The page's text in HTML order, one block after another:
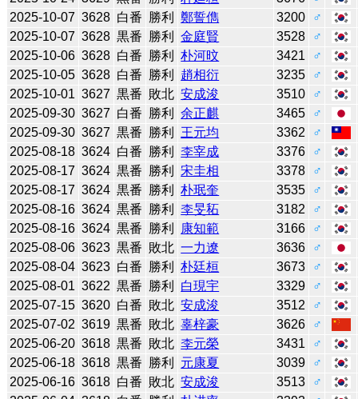
2025-10-07 3628 白番 勝利 鄭誓儁 3200
♂
2025-10-07 3628 黒番 勝利 金庭賢 3528
♂
2025-10-06 3628 白番 勝利 朴河旼 3421
♂
2025-10-05 3628 白番 勝利 趙相衍 3235
♂
2025-10-01 3627 黒番 敗北 安成浚 3510
♂
2025-09-30 3627 白番 勝利 余正麒 3465
♂
2025-09-30 3627 黒番 勝利 王元均 3362
♂
2025-08-18 3624 白番 勝利 李宰成 3376
♂
2025-08-17 3624 黒番 勝利 宋圭相 3378
♂
2025-08-17 3624 黒番 勝利 朴珉奎 3535
♂
2025-08-16 3624 黒番 勝利 李旻䄷 3182
♂
2025-08-16 3624 黒番 勝利 康知範 3166
♂
2025-08-06 3623 黒番 敗北 一力遼 3636
♂
2025-08-04 3623 白番 勝利 朴廷桓 3673
♂
2025-08-01 3622 黒番 勝利 白現宇 3329
♂
2025-07-15 3620 白番 敗北 安成浚 3512
♂
2025-07-02 3619 黒番 敗北 辜梓豪 3626
♂
2025-06-20 3618 黒番 敗北 李元榮 3431
♂
2025-06-18 3618 黒番 勝利 元康夏 3039
♂
2025-06-16 3618 白番 敗北 安成浚 3513
♂